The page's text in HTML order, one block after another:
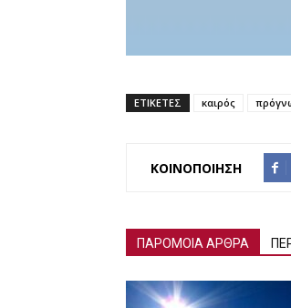
ΕΤΙΚΕΤΕΣ καιρός
ΚΟΙΝΟΠΟΙΗΣΗ
ΠΑΡΟΜΟΙΑ ΑΡΘΡΑ